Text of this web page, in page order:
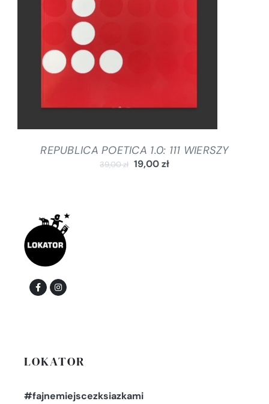
DODAJ DO KOSZYKA
REPUBLICA POETICA 1.0: 111 WIERSZY
39,00zł 19,00zł
LOKATOR
#fajnemiejscezksiazkami